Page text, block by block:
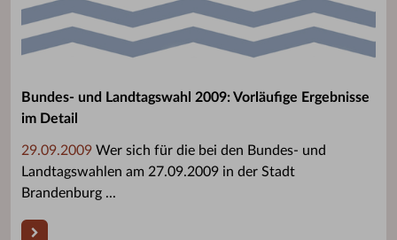
Bundes- und Landtagswahl 2009: Vorläufige Ergebnisse
im Detail
29.09.2009 Wer sich für die bei den Bundes- und
Landtagswahlen am 27.09.2009 in der Stadt
Brandenburg ...